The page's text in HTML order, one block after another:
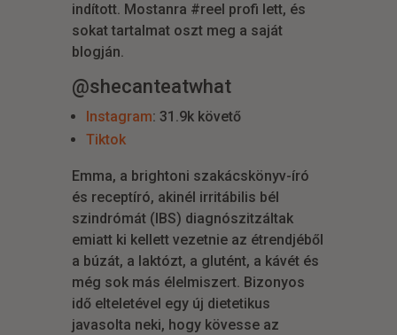
indított. Mostanra #reel profi lett, és
sokat tartalmat oszt meg a saját
blogján.
@shecanteatwhat
Instagram: 31.9k követő
Tiktok
Emma, a brightoni szakácskönyv-író
és receptíró, akinél irritábilis bél
szindrómát (IBS) diagnószitzáltak
emiatt ki kellett vezetnie az étrendjéből
a búzát, a laktózt, a glutént, a kávét és
még sok más élelmiszert. Bizonyos
idő elteletével egy új dietetikus
javasolta neki, hogy kövesse az